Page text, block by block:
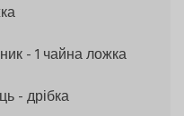
- 1 чайна ложка
- дрібка